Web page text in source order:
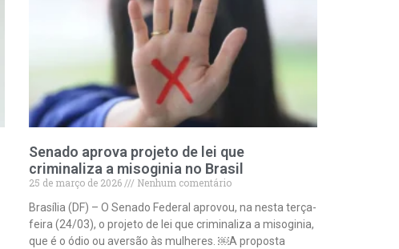
Senado aprova projeto de lei que
criminaliza a misoginia no Brasil
25 de março de 2026
Nenhum comentário
Brasília (DF) – O Senado Federal aprovou, na nesta terça-
feira (24/03), o projeto de lei que criminaliza a misoginia,
que é o ódio ou aversão às mulheres. ￼A proposta